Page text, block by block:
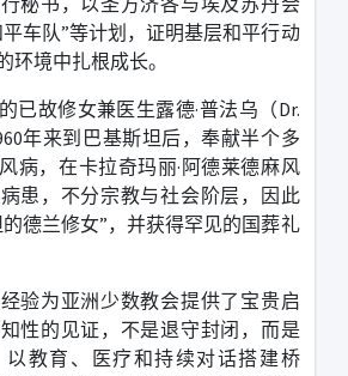
车队”等计划，证明基层和平行动
环境中扎根成长。
已故修女兼医生露德·普法乌（Dr.
年来到巴基斯坦后，奉献半个多
病，在卡拉奇玛丽·阿德莱德麻风
患，不分宗教与社会阶层，因此
德兰修女”，并获得罕见的国葬礼
验为亚洲少数教会提供了宝贵启
性的见证，不是退守封闭，而是
以教育、医疗和持续对话搭建桥